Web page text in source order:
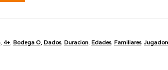
, 4+, Bodega O, Dados, Duracion, Edades, Familiares,